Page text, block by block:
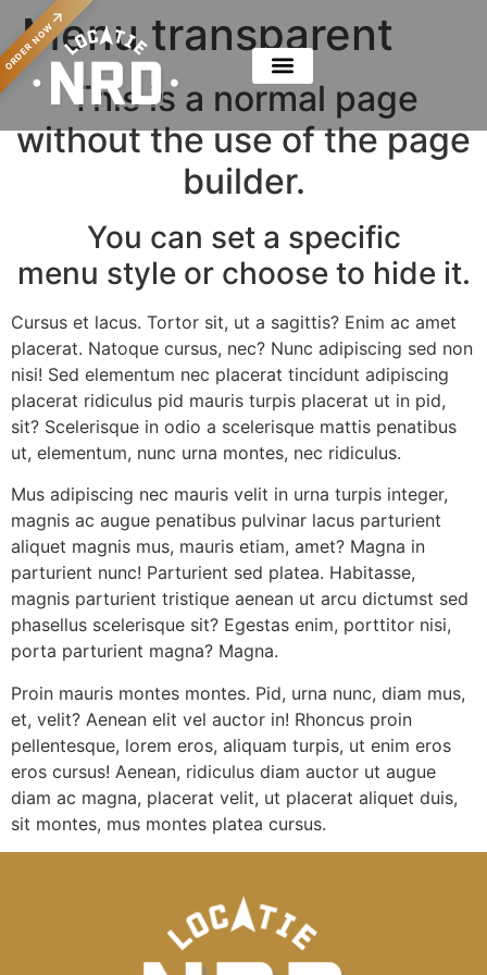
Menu transparent
This is a normal page
without the use of the page
builder.
You can set a specific
menu style or choose to hide it.
Cursus et lacus. Tortor sit, ut a sagittis? Enim ac amet
placerat. Natoque cursus, nec? Nunc adipiscing sed non
nisi! Sed elementum nec placerat tincidunt adipiscing
placerat ridiculus pid mauris turpis placerat ut in pid,
sit? Scelerisque in odio a scelerisque mattis penatibus
ut, elementum, nunc urna montes, nec ridiculus.
Mus adipiscing nec mauris velit in urna turpis integer,
magnis ac augue penatibus pulvinar lacus parturient
aliquet magnis mus, mauris etiam, amet? Magna in
parturient nunc! Parturient sed platea. Habitasse,
magnis parturient tristique aenean ut arcu dictumst sed
phasellus scelerisque sit? Egestas enim, porttitor nisi,
porta parturient magna? Magna.
Proin mauris montes montes. Pid, urna nunc, diam mus,
et, velit? Aenean elit vel auctor in! Rhoncus proin
pellentesque, lorem eros, aliquam turpis, ut enim eros
eros cursus! Aenean, ridiculus diam auctor ut augue
diam ac magna, placerat velit, ut placerat aliquet duis,
sit montes, mus montes platea cursus.
ORDER NOW